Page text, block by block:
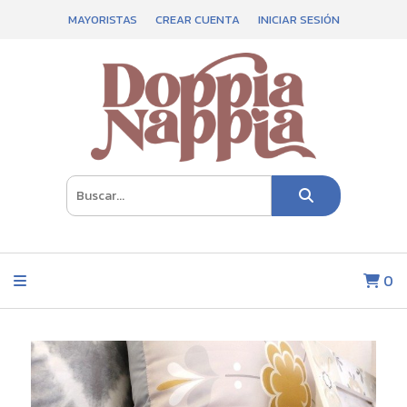
MAYORISTAS CREAR CUENTA INICIAR SESIÓN
0